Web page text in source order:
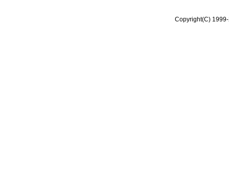
Copyright(C)